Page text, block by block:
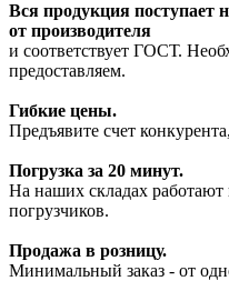
Вся продукция поступает
от производителя
и соответствует ГОСТ.
предоставляем.
Гибкие цены.
Предъявите счет
Погрузка за 20 минут.
На наших складах
погрузчиков.
Продажа в розницу.
Минимальный заказ - от